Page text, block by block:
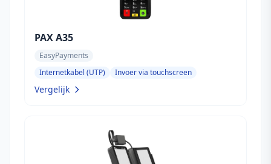
PAX A35
EasyPayments
Internetkabel (UTP)
Invoer via touchscreen
Vergelijk